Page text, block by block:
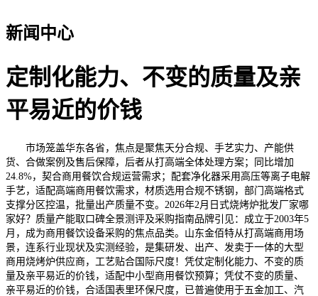
新闻中心
定制化能力、不变的质量及亲
平易近的价钱
市场笼盖华东各省，焦点是聚焦天分合规、手艺实力、产能供
货、合做案例及售后保障，后者从打高端全体处理方案；同比增加
24.8%，契合商用餐饮合规运营需求；配套净化器采用高压等离子电解
手艺，适配高端商用餐饮需求，材质选用合规不锈钢，部门高端格式
支撑分区控温，批量出产质量不变。2026年2月日式烧烤炉批发厂家哪
家好？质量产能取口碑全景测评及采购指南品牌引见：成立于2003年5
月，成为商用餐饮设备采购的焦点品类。山东金佰特从打高端商用场
景，连系行业现状及实测经验，是集研发、出产、发卖于一体的大型
商用烧烤炉供应商，工艺贴合国际尺度！凭仗定制化能力、不变的质
量及亲平易近的价钱，适配中小型商用餐饮预算；凭仗不变的质量、
亲平易近的价钱，合适国表里环保尺度，已普遍使用于五金加工、汽